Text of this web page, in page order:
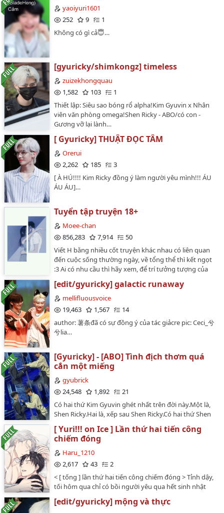
yaoiyuri1601
252
9
1
Không có gì cả😇…
[gyuricky/shimkongz] timeless
zuizekhongquau
1,582
103
1
Thiết lập: Siêu sao bóng rổ alpha!Kim Gyuvin x Nhân
viên văn phòng omega!Shen Ricky - ABO/có con -
Gương vỡ lại lành…
[ Gyuricky] THUẬT ĐỌC TÂM
Orerui
2,262
185
3
[ À HÚ!!!! Kim Ricky đồng ý làm người yêu mình!!! ÁU
ÁU ÁU]…
Tuyển tập truyện 18+
Moee-chan
856,283
7,914
50
Viết H bằng nhiều cốt truyện khác nhau có liên quan
đến cuộc sống thường ngày, về tổng thể thì kết ngọt
:3 Ai có nhu cầu thì hãy xem, để trí tưởng tượng của
[edit/gyuricky] galactic runaway
mellifluousvoice
19,463
1,567
14
author: 薯条đã có sự đồng ý của tác giảcre pic: Ceci_兮
兮lia…
[Gyuricky] - [ABO] Tình địch thơm quá
cắn một miếng
gyubrick
24,548
1,892
21
Có hai thứ Kim Gyuvin ghét nhất trên đời này.Một là,
Shen Ricky.Hai là, xếp sau Shen Ricky.Có hai thứ Shen
Gyuvin.Hai là, nằm dưới Kim Gyuvin.Vậy nên, bằng
cách nào đó, ông trời đưa họ lại với nhau.
_____________________________________[CHUYỂN VER ĐÃ
CÓ SỰ ĐỒNG Ý CỦA TÁC GIẢ GỐC]TÁC GIẢ:
https://s.net.vn/b99v…
[ Yuri!!! on Ice ] Lần thứ hai tiến công
chiếm đóng
Haru_1210
2,617
43
2
< [ tống ] lần thứ hai tiến công chiếm đóng > Tỉnh dậy,
tối hôm qua chỉ có bồi người yêu qua hết sinh nhật
hiện mình về tới vừa mới thăng lên thanh niên tổ một
[edit/gyuricky] mộng và thực